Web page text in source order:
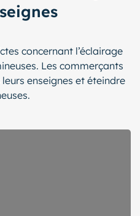
concernant l’éclairage
Les commerçants
enseignes et éteindre